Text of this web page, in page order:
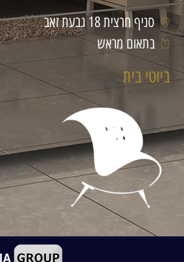
סניף חרצית 18 גבעת זאב
בתאום מראש
ביוטי בית